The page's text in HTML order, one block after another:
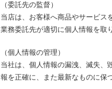
（委託先の監督）
当店は、お客様へ商品やサービス
業務委託先が適切に個人情報を取
（個人情報の管理）
当社は、個人情報の漏洩、滅失、
報を正確に、また最新なものに保